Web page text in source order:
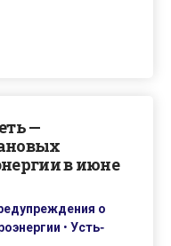
—
в июне
о
• Усть-